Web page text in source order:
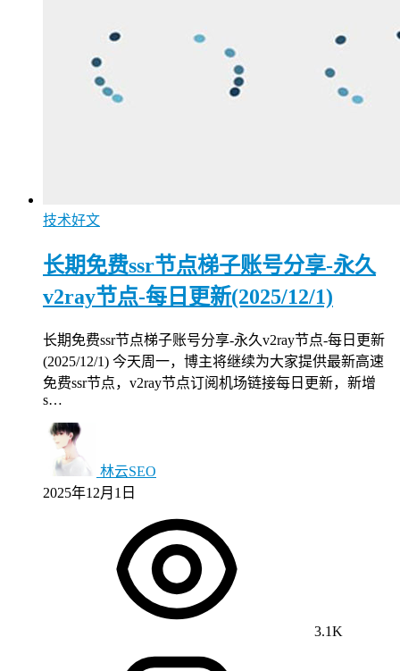
技术好文
长期免费ssr节点梯子账号分享-永久
v2ray节点-每日更新(2025/12/1)
长期免费ssr节点梯子账号分享-永久v2ray节点-每日更新
(2025/12/1) 今天周一，博主将继续为大家提供最新高速
免费ssr节点，v2ray节点订阅机场链接每日更新，新增
s…
林云SEO
2025年12月1日
3.1K